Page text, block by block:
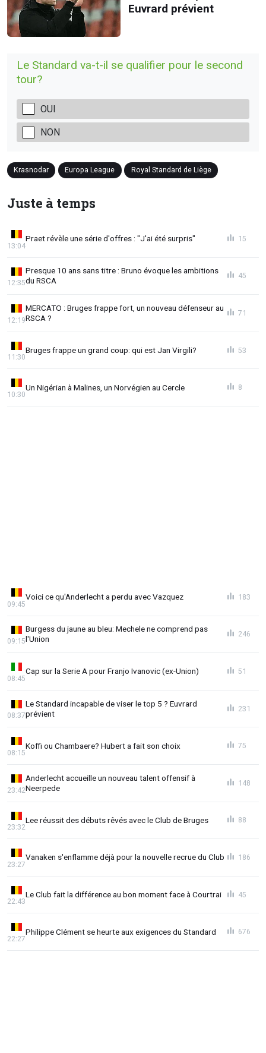
Euvrard prévient
Le Standard va-t-il se qualifier pour le second
tour?
OUI
NON
Krasnodar Europa League Royal Standard de Liège
Juste à temps
Praet révèle une série d'offres : "J'ai été surpris"
13:04
15
Presque 10 ans sans titre : Bruno évoque les ambitions
du RSCA
12:35
45
MERCATO : Bruges frappe fort, un nouveau défenseur au
RSCA ?
12:19
71
Bruges frappe un grand coup: qui est Jan Virgili?
11:30
53
Un Nigérian à Malines, un Norvégien au Cercle
10:30
8
Voici ce qu'Anderlecht a perdu avec Vazquez
09:45
183
Burgess du jaune au bleu: Mechele ne comprend pas
l'Union
09:15
246
Cap sur la Serie A pour Franjo Ivanovic (ex-Union)
08:45
51
Le Standard incapable de viser le top 5 ? Euvrard
prévient
08:37
231
Koffi ou Chambaere? Hubert a fait son choix
08:15
75
Anderlecht accueille un nouveau talent offensif à
Neerpede
23:42
148
Lee réussit des débuts rêvés avec le Club de Bruges
23:32
88
Vanaken s'enflamme déjà pour la nouvelle recrue du Club
23:27
186
Le Club fait la différence au bon moment face à Courtrai
22:43
45
Philippe Clément se heurte aux exigences du Standard
22:27
676